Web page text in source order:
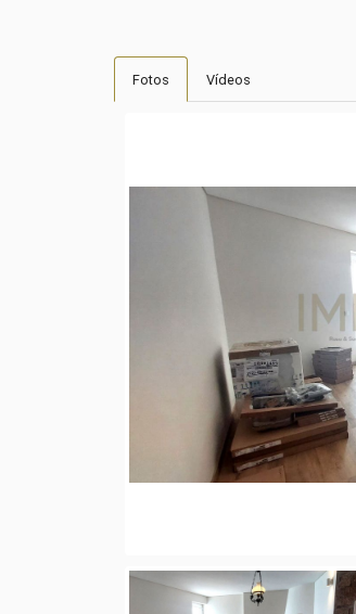
Fotos Vídeos